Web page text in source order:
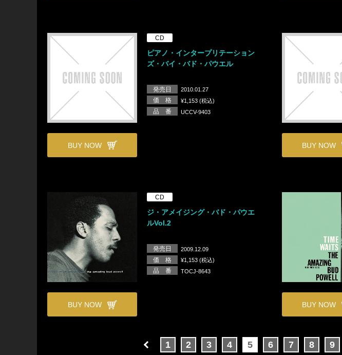
BUY NOW
CD
ピアノ・インタープリテーション
ズ・バイ・バド・パウエル
発売日 2010.01.27
価 格 ¥1,153 (税込)
品 番 UCCV-9403
BUY NOW
BUY NOW
CD
ジ・アメイジング・バド・パウエ
ルVol.2
発売日 2009.12.09
価 格 ¥1,153 (税込)
品 番 TOCJ-8643
BUY NOW
1 2 3 4 5 6 7 8 9